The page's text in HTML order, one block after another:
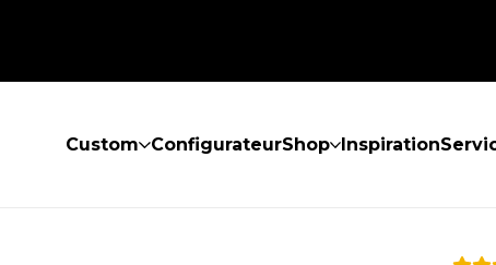
Custom ConfigurateurShop Inspiration